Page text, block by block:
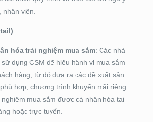
nhân viên.
:
hóa trải nghiệm mua sắm: Các nhà
sử dụng CSM để hiểu hành vi mua sắm
hàng, từ đó đưa ra các đề xuất sản
hợp, chương trình khuyến mãi riêng,
nghiệm mua sắm được cá nhân hóa tại
hoặc trực tuyến.